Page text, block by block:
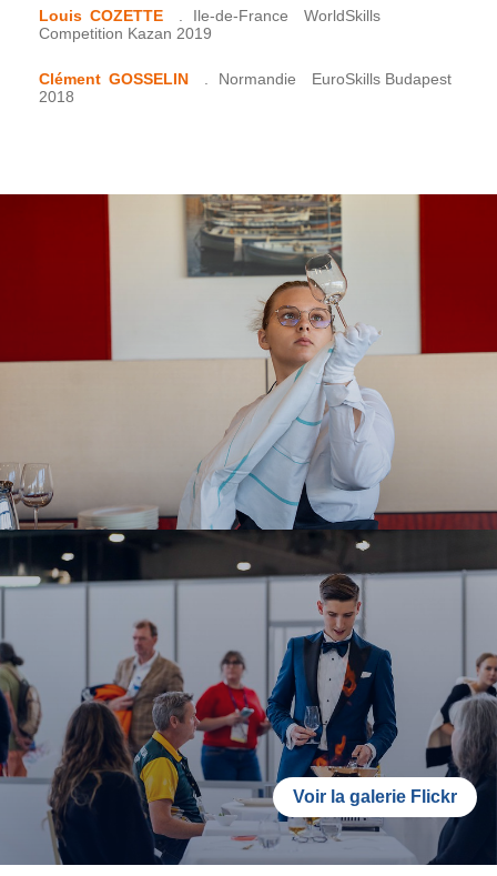
Louis COZETTE Ile-de-France
WorldSkills
Competition Kazan 2019
Clément GOSSELIN Normandie
EuroSkills Budapest
2018
Voir la galerie Flickr